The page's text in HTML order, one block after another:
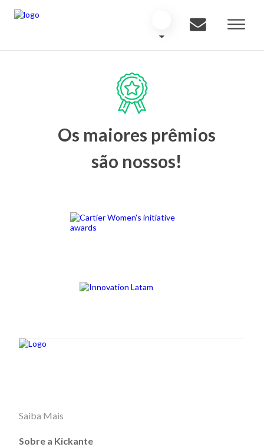
Os maiores prêmios
são nossos!
Saiba Mais
Sobre a Kickante